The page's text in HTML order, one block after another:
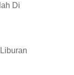
Di